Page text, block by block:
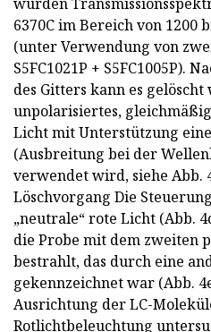
6370C im Bereich von 1200
(unter Verwendung von
S5FC1021P + S5FC1005P).
des Gitters kann es
unpolarisiertes,
Licht mit Unterstützung
(Ausbreitung bei der
verwendet wird, siehe Abb.
Löschvorgang Die
„neutrale“ rote Licht (Abb.
die Probe mit dem zweiten
bestrahlt, das durch eine
gekennzeichnet war (Abb.
Ausrichtung der LC-
Rotlichtbeleuchtung